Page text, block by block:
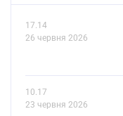
17.14
26 червня 2026
10.17
23 червня 2026